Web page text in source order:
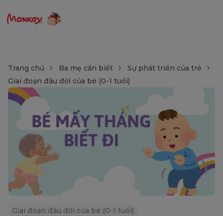
Trang chủ Ba mẹ cần biết
Sự phát triển của trẻ
Giai đoạn đầu đời của bé (0-1 tuổi)
Giai đoạn đầu đời của bé (0-1 tuổi)